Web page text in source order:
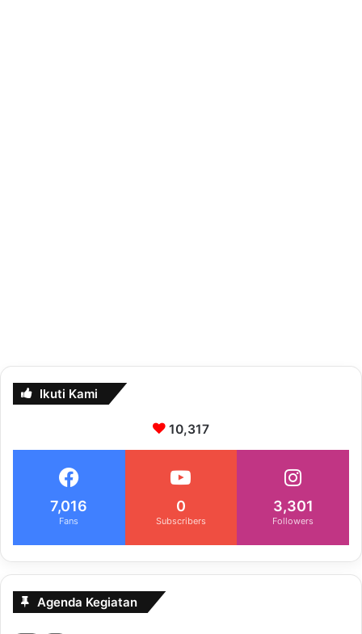
Ikuti Kami
10,317
7,016
Fans
0
Subscribers
3,301
Followers
Agenda Kegiatan